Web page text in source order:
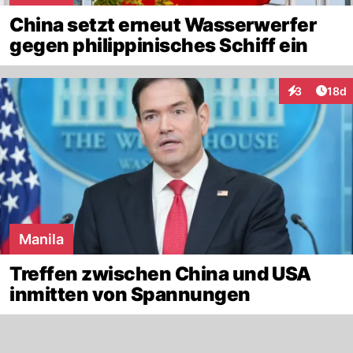
China setzt erneut Wasserwerfer
gegen philippinisches Schiff ein
3
Interaktionen
18d
Manila
Treffen zwischen China und USA
inmitten von Spannungen